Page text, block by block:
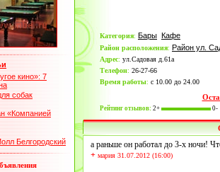
кино»: 7
собак
«Компанией
Белгородский
Категория: Бары Кафе
Район расположения: Район ул.
Адрес: ул.Садовая д.61а
Телефон: 26-27-66
Время работы: с 10.00 до 24.00
Рейтинг отзывов: 2+ 0-
а раньше он работал до 3-х ночи!
+ мария 31.07.2012 (16:00)